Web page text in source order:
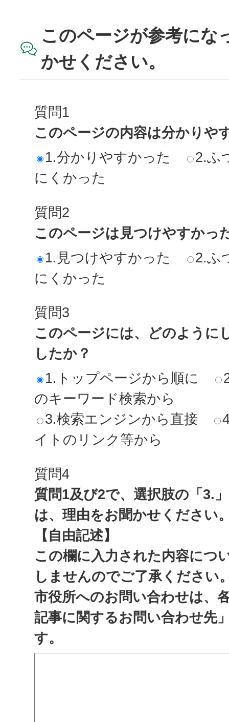
このページが参考にな
かせください。
質問1
このページの内容は分かりや
1.分かりやすかった
2.ふ
にくかった
質問2
このページは見つけやすかっ
1.見つけやすかった
2.ふ
にくかった
質問3
このページには、どのように
したか？
1.トップページから順に
のキーワード検索から
3.検索エンジンから直接
イトのリンク等から
質問4
質問1及び2で、選択肢の「3.
は、理由をお聞かせください
【自由記述】
この欄に入力された内容につ
しませんのでご了承ください
市役所へのお問い合わせは、
記事に関するお問い合わせ先
す。